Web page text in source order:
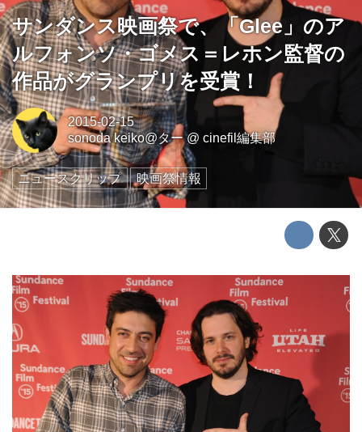
サンダンス映画祭で、「Glee」のア
ルフォンソ・ゴメス＝レホン監督の
作品がグランプリを受賞！
2015-02-15
sonoda keiko@ター@ cinefil編集部
ニュースクリップ 映画祭情報